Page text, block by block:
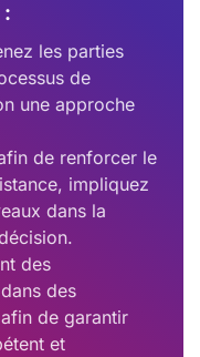
:
les parties
de
une approche
de renforcer le
impliquez
dans la
des
des
de garantir
et